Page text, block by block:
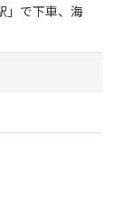
」で下車、海